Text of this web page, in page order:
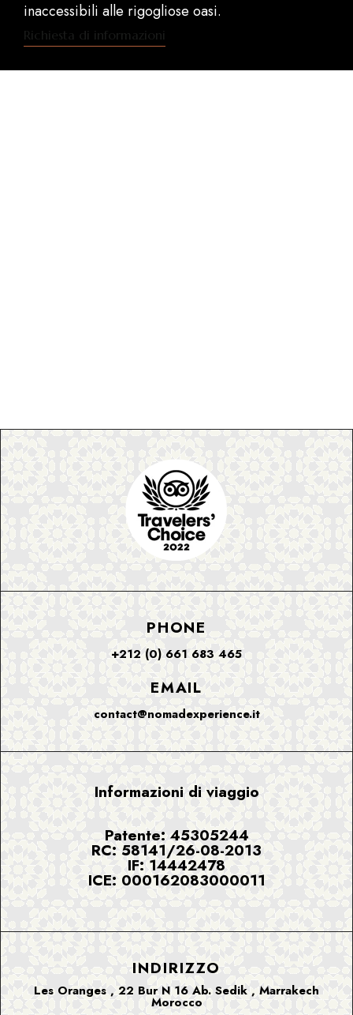
inaccessibili alle rigogliose oasi.
Richiesta di informazioni
PHONE
+212 (0) 661 683 465
EMAIL
contact@nomadexperience.it
Informazioni di viaggio
Patente: 45305244
RC: 58141/26-08-2013
IF: 14442478
ICE: 000162083000011
INDIRIZZO
Les Oranges , 22 Bur N 16 Ab. Sedik , Marrakech
Morocco